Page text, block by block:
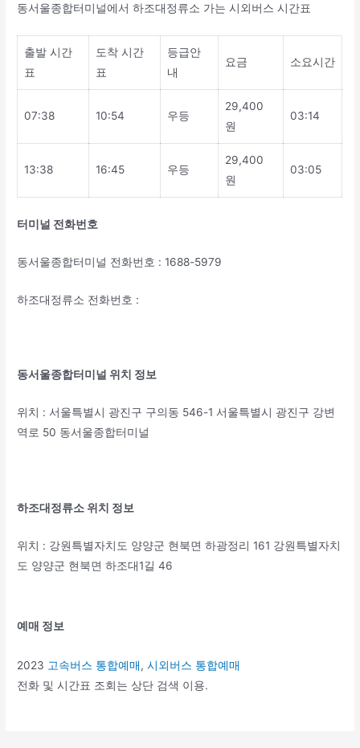
동서울종합터미널에서 하조대정류소 가는 시외버스 시간표
출발 시간
표
도착 시간
표
등급안
내
요금 소요시간
07:38 10:54 우등
29,400
원
03:14
13:38 16:45 우등
29,400
원
03:05
터미널 전화번호
동서울종합터미널 전화번호 : 1688-5979
하조대정류소 전화번호 :
동서울종합터미널 위치 정보
위치 : 서울특별시 광진구 구의동 546-1 서울특별시 광진구 강변
역로 50 동서울종합터미널
하조대정류소 위치 정보
위치 : 강원특별자치도 양양군 현북면 하광정리 161 강원특별자치
도 양양군 현북면 하조대1길 46
예매 정보
2023 고속버스 통합예매,시외버스 통합예매
전화 및 시간표 조회는 상단 검색 이용.